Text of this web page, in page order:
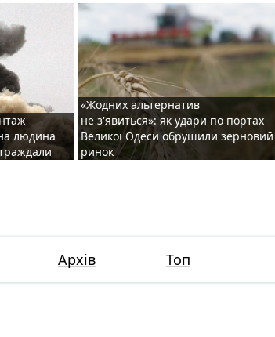
людина
«Жодних альтернатив
не з'явиться»: як удари по портах
Великої Одеси обрушили зерновий
ринок
Архів Топ